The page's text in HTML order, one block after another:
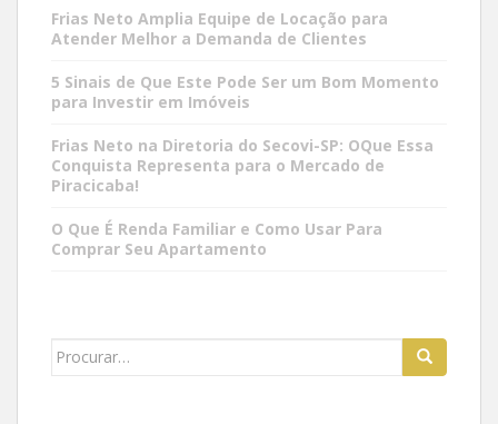
Frias Neto Amplia Equipe de Locação para
Atender Melhor a Demanda de Clientes
5 Sinais de Que Este Pode Ser um Bom Momento
para Investir em Imóveis
Frias Neto na Diretoria do Secovi-SP: OQue Essa
Conquista Representa para o Mercado de
Piracicaba!
O Que É Renda Familiar e Como Usar Para
Comprar Seu Apartamento
Search